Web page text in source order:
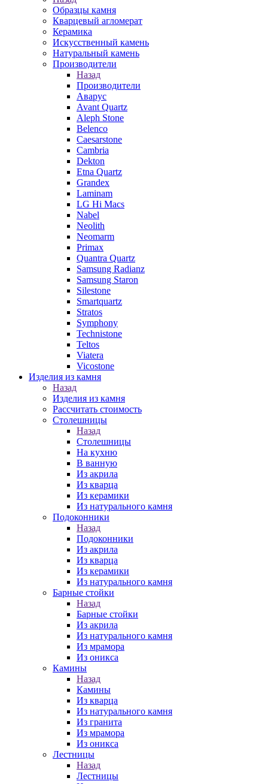
Образцы камня
Кварцевый агломерат
Керамика
Искусственный камень
Натуральный камень
Производители
Назад
Производители
Аварус
Avant Quartz
Aleph Stone
Belenco
Caesarstone
Cambria
Dekton
Etna Quartz
Grandex
Laminam
LG Hi Macs
Nabel
Neolith
Neomarm
Primax
Quantra Quartz
Samsung Radianz
Samsung Staron
Silestone
Smartquartz
Stratos
Symphony
Technistone
Teltos
Viatera
Vicostone
Изделия из камня
Назад
Изделия из камня
Рассчитать стоимость
Столешницы
Назад
Столешницы
На кухню
В ванную
Из акрила
Из кварца
Из керамики
Из натурального камня
Подоконники
Назад
Подоконники
Из акрила
Из кварца
Из керамики
Из натурального камня
Барные стойки
Назад
Барные стойки
Из акрила
Из натурального камня
Из мрамора
Из оникса
Камины
Назад
Камины
Из кварца
Из натурального камня
Из гранита
Из мрамора
Из оникса
Лестницы
Назад
Лестницы